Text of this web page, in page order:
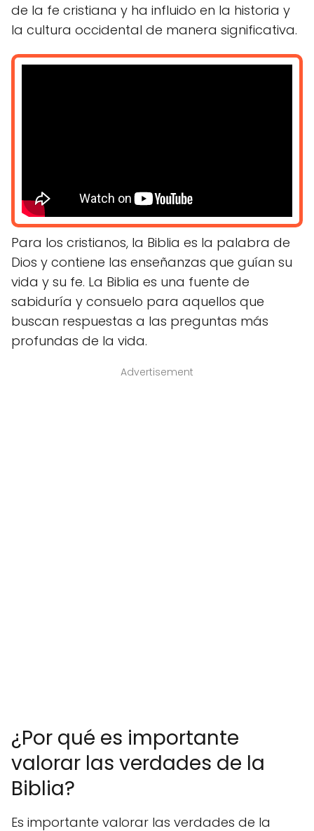
de la fe cristiana y ha influido en la historia y
la cultura occidental de manera significativa.
Para los cristianos, la Biblia es la palabra de
Dios y contiene las enseñanzas que guían su
vida y su fe. La Biblia es una fuente de
sabiduría y consuelo para aquellos que
buscan respuestas a las preguntas más
profundas de la vida.
Advertisement
¿Por qué es importante
valorar las verdades de la
Biblia?
Es importante valorar las verdades de la